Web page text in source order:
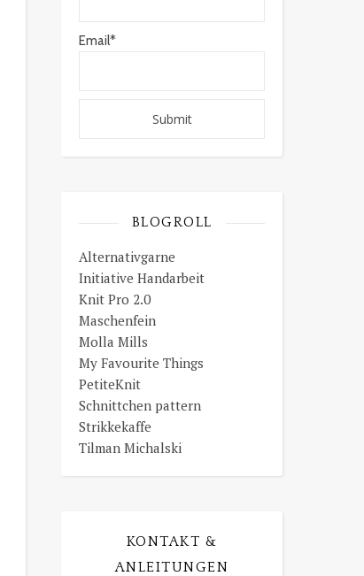
Email*
BLOGROLL
Alternativgarne
Initiative Handarbeit
Knit Pro 2.0
Maschenfein
Molla Mills
My Favourite Things
PetiteKnit
Schnittchen pattern
Strikkekaffe
Tilman Michalski
KONTAKT &
ANLEITUNGEN